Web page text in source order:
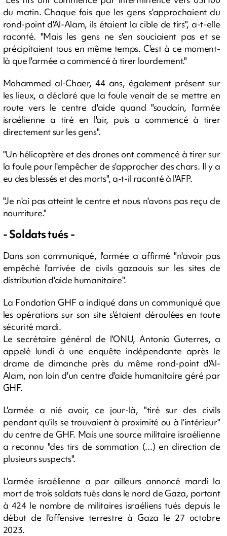
du matin. Chaque fois que les gens s'approchaient du
rond-point d'Al-Alam, ils étaient la cible de tirs", a-t-elle
raconté. "Mais les gens ne s'en souciaient pas et se
précipitaient tous en même temps. C'est à ce moment-
là que l'armée a commencé à tirer lourdement."
Mohammed al-Chaer, 44 ans, également présent sur
les lieux, a déclaré que la foule venait de se mettre en
route vers le centre d'aide quand "soudain, l'armée
israélienne a tiré en l'air, puis a commencé à tirer
directement sur les gens".
"Un hélicoptère et des drones ont commencé à tirer sur
la foule pour l'empêcher de s'approcher des chars. Il y a
eu des blessés et des morts", a-t-il raconté à l'AFP.
"Je n'ai pas atteint le centre et nous n'avons pas reçu de
nourriture."
- Soldats tués -
Dans son communiqué, l'armée a affirmé "n'avoir pas
empêché l'arrivée de civils gazaouis sur les sites de
distribution d'aide humanitaire".
La Fondation GHF a indiqué dans un communiqué que
les opérations sur son site s'étaient déroulées en toute
sécurité mardi.
Le secrétaire général de l'ONU, Antonio Guterres, a
appelé lundi à une enquête indépendante après le
drame de dimanche près du même rond-point d'Al-
Alam, non loin d'un centre d'aide humanitaire géré par
GHF.
L'armée a nié avoir, ce jour-là, "tiré sur des civils
pendant qu'ils se trouvaient à proximité ou à l'intérieur"
du centre de GHF. Mais une source militaire israélienne
a reconnu "des tirs de sommation (...) en direction de
plusieurs suspects".
L'armée israélienne a par ailleurs annoncé mardi la
mort de trois soldats tués dans le nord de Gaza, portant
à 424 le nombre de militaires israéliens tués depuis le
début de l'offensive terrestre à Gaza le 27 octobre
2023.